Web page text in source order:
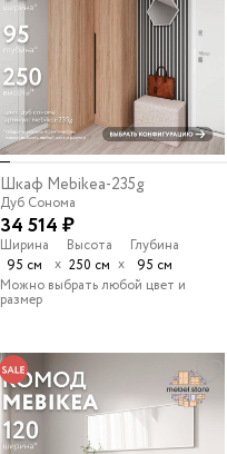
Шкаф Mebikea-235g
Дуб Сонома
34 514 ₽
Ширина
95 см
х
Высота
250 см х
Глубина
95 см
Можно выбрать любой цвет и
размер